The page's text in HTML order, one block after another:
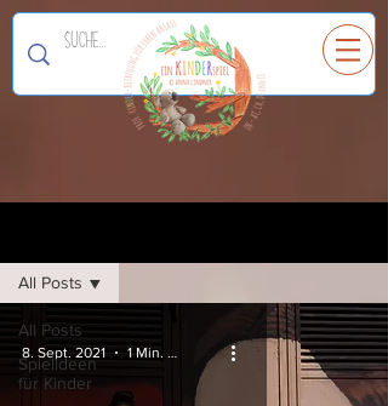
EinKINDERspiel
All Posts
Spielideen
für Kinder
All Posts
8. Sept. 2021 1 Min. Lesezeit